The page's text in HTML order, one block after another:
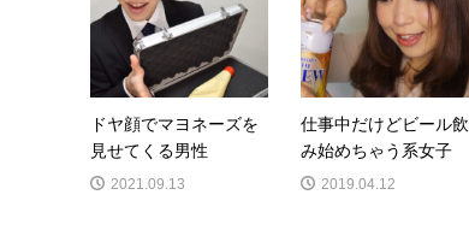
ドヤ顔でマヨネーズを
見せてくる男性
2021.09.13
仕事中だけどビール飲
み始めちゃう系女子
2019.04.12